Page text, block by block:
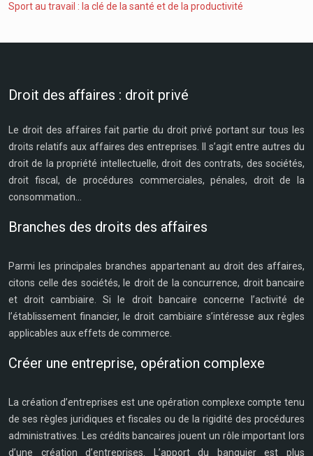
Sport au travail : la clé de la santé et de la productivité
Droit des affaires : droit privé
Le droit des affaires fait partie du droit privé portant sur tous les
droits relatifs aux affaires des entreprises. Il s’agit entre autres du
droit de la propriété intellectuelle, droit des contrats, des sociétés,
droit fiscal, de procédures commerciales, pénales, droit de la
consommation…
Branches des droits des affaires
Parmi les principales branches appartenant au droit des affaires,
citons celle des sociétés, le droit de la concurrence, droit bancaire
et droit cambiaire. Si le droit bancaire concerne l’activité de
l’établissement financier, le droit cambiaire s’intéresse aux règles
applicables aux effets de commerce.
Créer une entreprise, opération complexe
La création d’entreprises est une opération complexe compte tenu
de ses règles juridiques et fiscales ou de la rigidité des procédures
administratives. Les crédits bancaires jouent un rôle important lors
d’une création d’entreprises. L’apport du banquier est plus